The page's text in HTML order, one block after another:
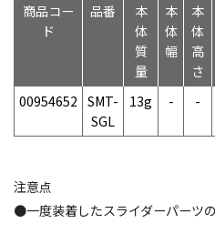
商品コー
ド
品番
本
体
質
量
本
体
幅
本
体
高
さ
00954652 SMT-
SGL
13g - -
注意点
●一度装着したスライダーパーツ